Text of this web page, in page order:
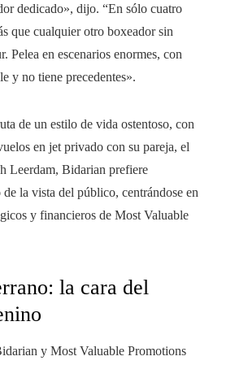
dedicado», dijo. “En sólo cuatro
que cualquier otro boxeador sin
Pelea en escenarios enormes, con
y no tiene precedentes».
de un estilo de vida ostentoso, con
en jet privado con su pareja, el
Leerdam, Bidarian prefiere
de la vista del público, centrándose en
y financieros de Most Valuable
la cara del
y Most Valuable Promotions